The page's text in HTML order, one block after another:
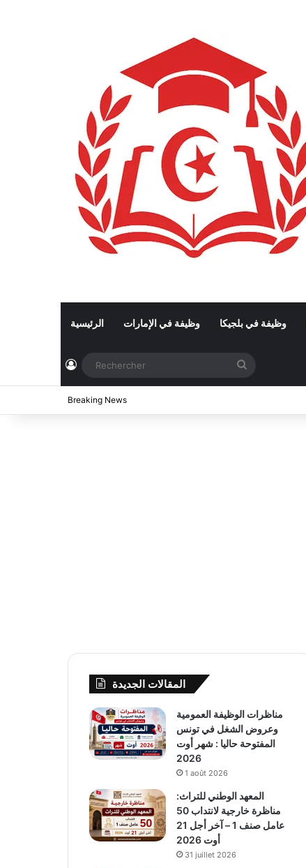
الرئيسية وظيفة في الإمارات وظيفة في بلجيكا
Connexion
Breaking News
المقالات الجديدة
مناظرات الوظيفة العمومية
وعروض الشغل في تونس
المفتوحة حاليا : شهر أوت
2026
1 août 2026
المعهد الوطني للتراث:
مناظرة خارجية لانتداب 50
عامل صنف 1 – آخر أجل 21
أوت 2026
31 juillet 2026